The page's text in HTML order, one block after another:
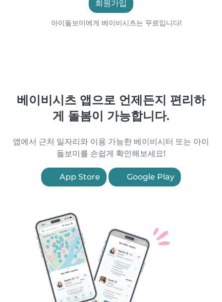
회원가입
아이돌보미에게 베이비시츠는 무료입니다!
베이비시츠 앱으로 언제든지 편리하
게 돌봄이 가능합니다.
앱에서 근처 일자리와 이용 가능한 베이비시터 또는 아이
돌보미를 손쉽게 확인해보세요!
App Store Google Play